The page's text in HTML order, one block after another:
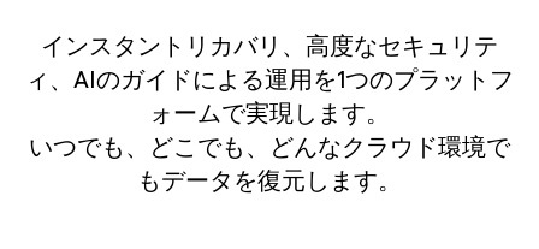
インスタントリカバリ、高度なセキュリテ
ィ、AIのガイドによる運用を1つのプラットフ
ォームで実現します。
いつでも、どこでも、どんなクラウド環境で
もデータを復元します。